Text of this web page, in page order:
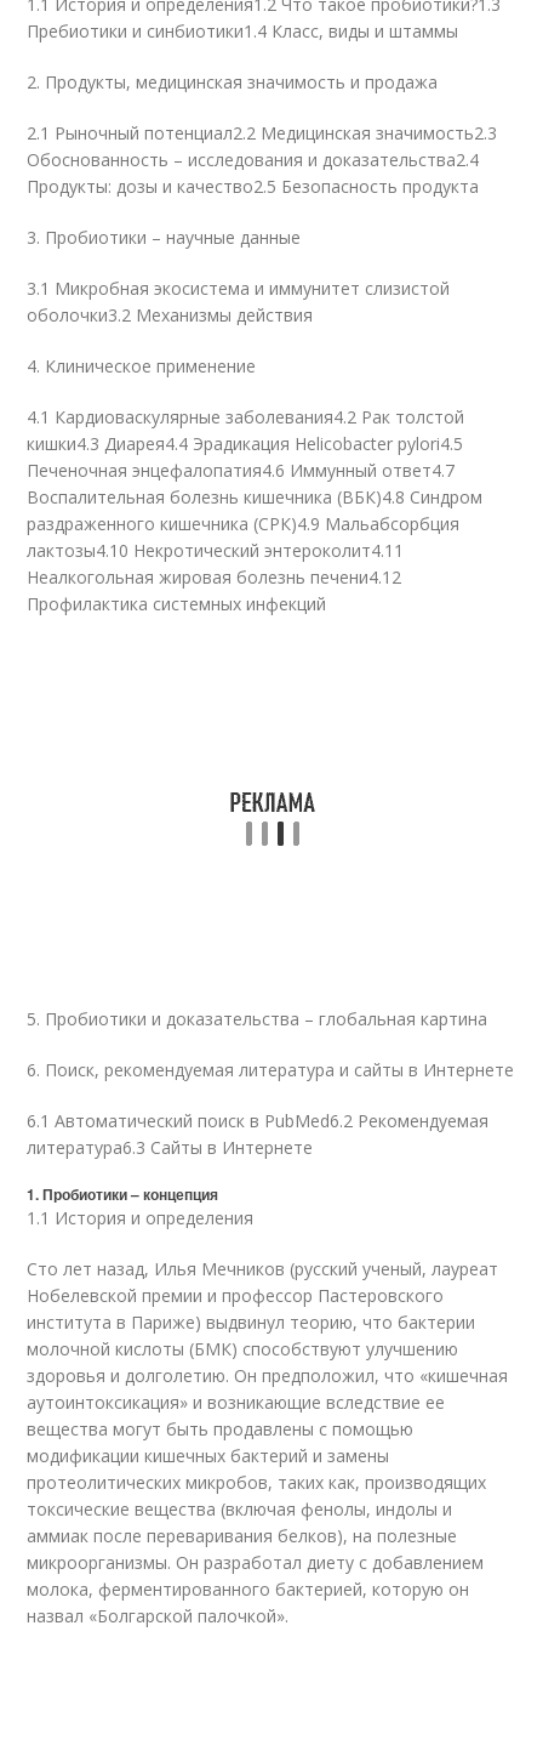
Пребиотики и синбиотики1.4 Класс, виды и штаммы
2. Продукты, медицинская значимость и продажа
2.1 Рыночный потенциал2.2 Медицинская значимость2.3
Обоснованность – исследования и доказательства2.4
Продукты: дозы и качество2.5 Безопасность продукта
3. Пробиотики – научные данные
3.1 Микробная экосистема и иммунитет слизистой
оболочки3.2 Механизмы действия
4. Клиническое применение
4.1 Кардиоваскулярные заболевания4.2 Рак толстой
кишки4.3 Диарея4.4 Эрадикация Helicobacter pylori4.5
Печеночная энцефалопатия4.6 Иммунный ответ4.7
Воспалительная болезнь кишечника (ВБК)4.8 Синдром
раздраженного кишечника (СРК)4.9 Мальабсорбция
лактозы4.10 Некротический энтероколит4.11
Неалкогольная жировая болезнь печени4.12
Профилактика системных инфекций
5. Пробиотики и доказательства – глобальная картина
6. Поиск, рекомендуемая литература и сайты в Интернете
6.1 Автоматический поиск в PubMed6.2 Рекомендуемая
литература6.3 Сайты в Интернете
1. Пробиотики – концепция
1.1 История и определения
Сто лет назад, Илья Мечников (русский ученый, лауреат
Нобелевской премии и профессор Пастеровского
института в Париже) выдвинул теорию, что бактерии
молочной кислоты (БМК) способствуют улучшению
здоровья и долголетию. Он предположил, что «кишечная
аутоинтоксикация» и возникающие вследствие ее
вещества могут быть продавлены с помощью
модификации кишечных бактерий и замены
протеолитических микробов, таких как, производящих
токсические вещества (включая фенолы, индолы и
аммиак после переваривания белков), на полезные
микроорганизмы. Он разработал диету с добавлением
молока, ферментированного бактерией, которую он
назвал «Болгарской палочкой».